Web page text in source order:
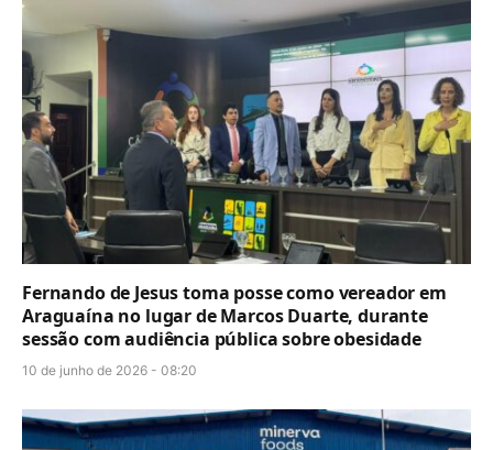
Fernando de Jesus toma posse como vereador em
Araguaína no lugar de Marcos Duarte, durante
sessão com audiência pública sobre obesidade
10 de junho de 2026 - 08:20